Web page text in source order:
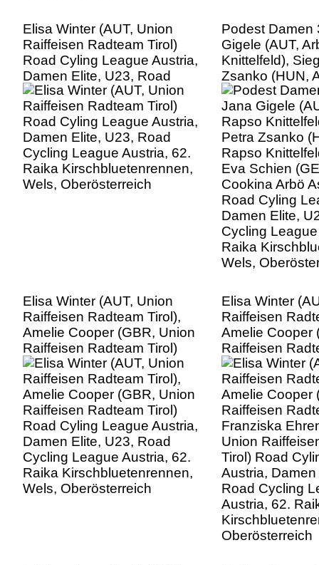
Elisa Winter (AUT, Union
Raiffeisen Radteam Tirol)
Road Cyling League Austria,
Damen Elite, U23, Road
Cycling League Austria, 62.
Raika Kirschbluetenrennen,
Wels, Oberösterreich
Podest Damen
Gigele (AUT,
Knittelfeld),
Zsanko (HUN,
Knittelfeld), 3.
Schien (GER,
Cookina Arbö
Road Cyling
Damen Elite,
Cycling
Raika
Wels,
Elisa Winter (AUT, Union
Raiffeisen Radteam Tirol),
Amelie Cooper (GBR, Union
Raiffeisen Radteam Tirol)
Road Cyling League Austria,
Damen Elite, U23, Road
Cycling League Austria, 62.
Raika Kirschbluetenrennen,
Wels, Oberösterreich
Elisa Winter
Raiffeisen
Amelie Cooper
Raiffeisen
Franziska
Union
Tirol) Road
Austria,
Road Cycling
Austria, 62.
Oberösterreich